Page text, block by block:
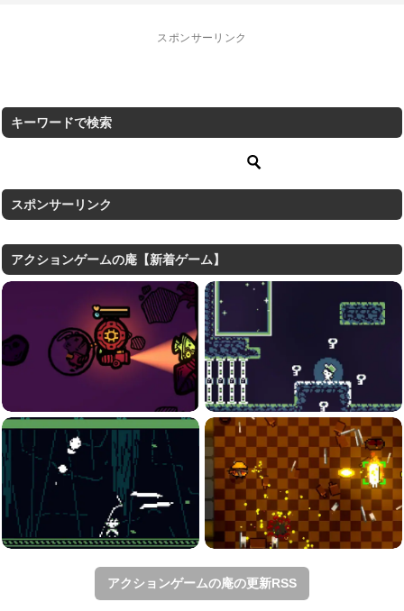
スポンサーリンク
キーワードで検索
スポンサーリンク
アクションゲームの庵【新着ゲーム】
アクションゲームの庵の更新RSS